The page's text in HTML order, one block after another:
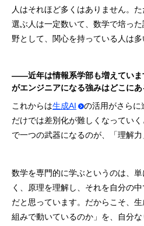
人はそれほど多くはありません。
選ぶ人は一定数いて、数学で培っ
野として、関心を持っている人は多
――近年は情報系学部も増えていま
がエンジニアになる強みはどこにあ
これからは生成AI
の活用がさらに
だけでは差別化が難しくなってい
で一つの武器になるのが、「理解力
数学を専門的に学ぶというのは、
く、原理を理解し、それを自分の
だと思っています。だからこそ、
組みで動いているのか」を、自分